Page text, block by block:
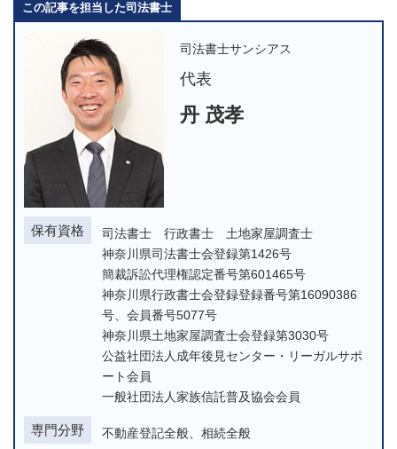
この記事を担当した司法書士
司法書士サンシアス
代表
丹 茂孝
保有資格
司法書士 行政書士 土地家屋調査士
神奈川県司法書士会登録第1426号
簡裁訴訟代理権認定番号第601465号
神奈川県行政書士会登録登録番号第16090386
号、会員番号5077号
神奈川県土地家屋調査士会登録第3030号
公益社団法人成年後見センター・リーガルサポ
ート会員
一般社団法人家族信託普及協会会員
専門分野 不動産登記全般、相続全般